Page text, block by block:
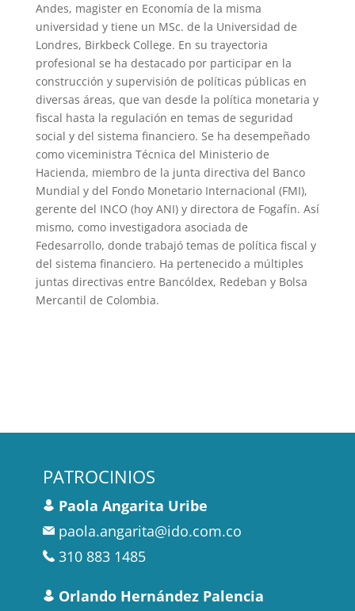
Andes, magister en Economía de la misma
universidad y tiene un MSc. de la Universidad de
Londres, Birkbeck College. En su trayectoria
profesional se ha destacado por participar en la
construcción y supervisión de políticas públicas en
diversas áreas, que van desde la política monetaria y
fiscal hasta la regulación en temas de seguridad
social y del sistema financiero. Se ha desempeñado
como viceministra Técnica del Ministerio de
Hacienda, miembro de la junta directiva del Banco
Mundial y del Fondo Monetario Internacional (FMI),
gerente del INCO (hoy ANI) y directora de Fogafín. Así
mismo, como investigadora asociada de
Fedesarrollo, donde trabajó temas de política fiscal y
del sistema financiero. Ha pertenecido a múltiples
juntas directivas entre Bancóldex, Redeban y Bolsa
Mercantil de Colombia.
PATROCINIOS
Paola Angarita Uribe
paola.angarita@ido.com.co
310 883 1485
Orlando Hernández Palencia